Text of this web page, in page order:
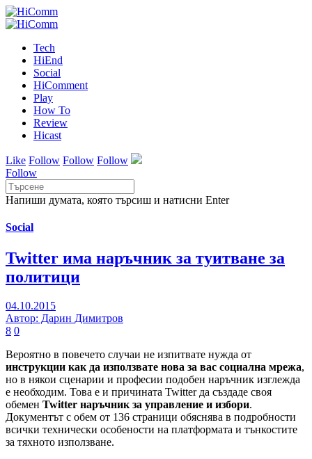
Tech
HiEnd
Social
HiComment
Play
How To
Review
Hicast
Like Follow Follow Follow
Follow
Напиши думата, която търсиш и натисни Enter
Social
Twitter има наръчник за туитване за
политици
04.10.2015
Автор: Дарин Димитров
8 0
Вероятно в повечето случаи не изпитвате нужда от
инструкции как да използвате нова за вас социална мрежа,
но в някои сценарии и професии подобен наръчник изглежда
е необходим. Това е и причината Twitter да създаде своя
обемен Twitter наръчник за управление и избори.
Документът с обем от 136 страници обяснява в подробности
всички технически особености на платформата и тънкостите
за тяхното използване.